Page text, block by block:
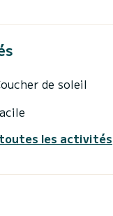
tractée ou un
de soleil
les activités